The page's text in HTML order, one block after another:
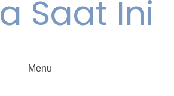
Saat Ini
Menu